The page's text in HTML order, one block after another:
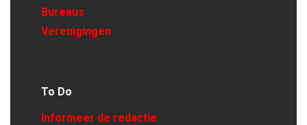
Bureaus
Verenigingen
To Do
Informeer de redactie